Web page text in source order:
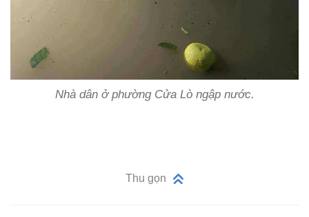
Nhà dân ở phường Cửa Lò ngập nước.
Thu gọn